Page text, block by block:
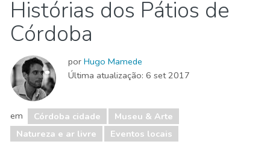
Histórias dos Pátios de
Córdoba
por Hugo Mamede
Última atualização: 6 set 2017
em Córdoba cidade
Museu & Arte
Natureza e ar livre
Eventos locais